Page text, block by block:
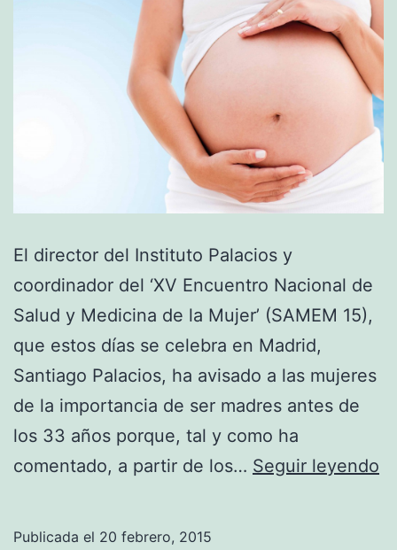
El director del Instituto Palacios y
coordinador del ‘XV Encuentro Nacional de
Salud y Medicina de la Mujer’ (SAMEM 15),
que estos días se celebra en Madrid,
Santiago Palacios, ha avisado a las mujeres
de la importancia de ser madres antes de
los 33 años porque, tal y como ha
comentado, a partir de los… Seguir leyendo
Publicada el 20 febrero, 2015